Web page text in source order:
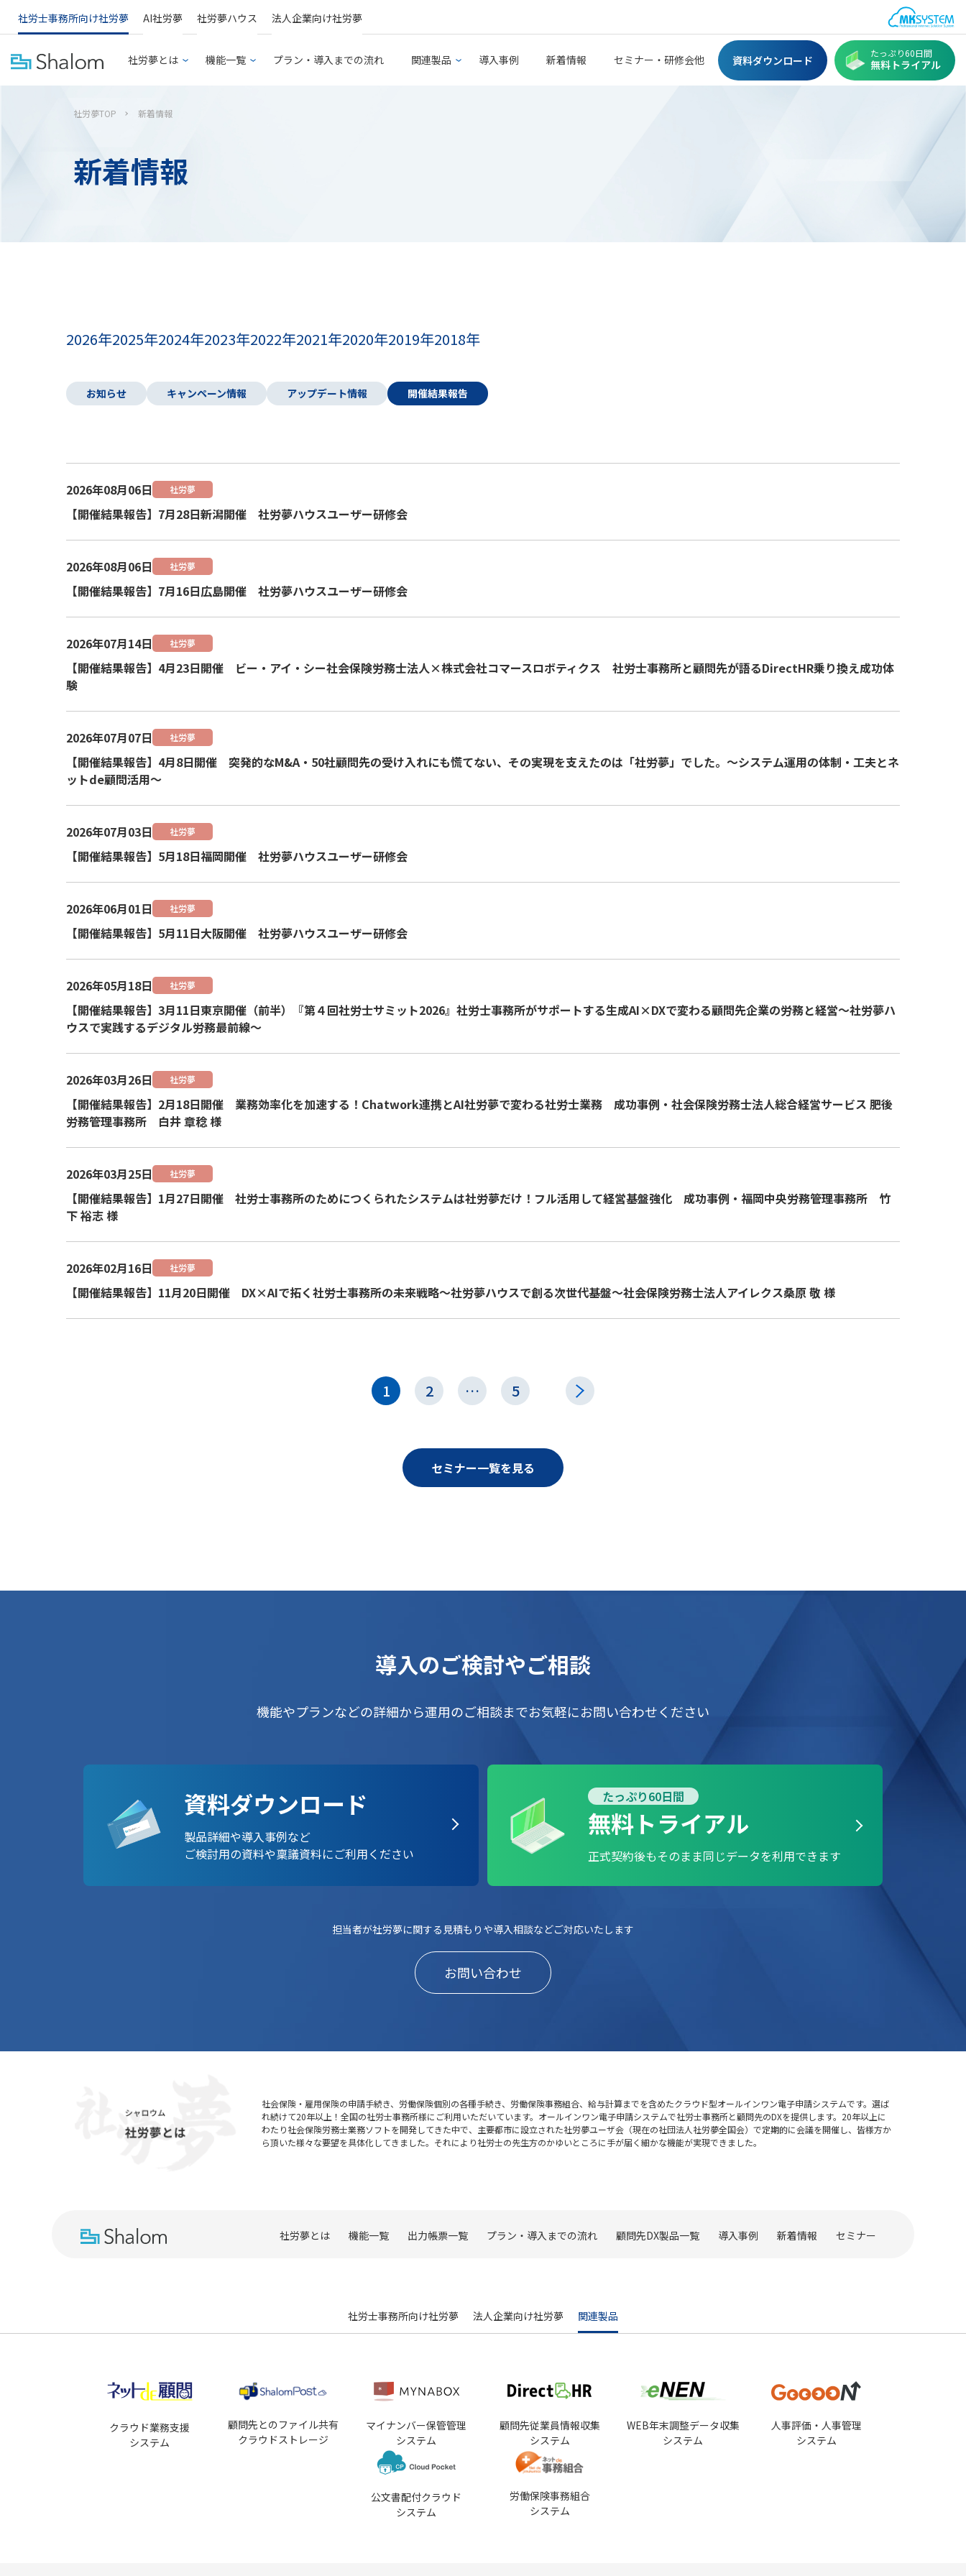
社労士事務所向け社労夢 AI社労夢 社労夢ハウス 法人企業向け社労夢
社労夢とは 機能一覧 プラン・導入までの流れ 関連製品 導入事例 新着情報 セミナー・研修会他 資料ダウンロード
たっぷり60日間
無料トライアル
社労夢TOP 新着情報
新着情報
2026年2025年2024年2023年2022年2021年2020年2019年2018年
お知らせ キャンペーン情報 アップデート情報 開催結果報告
2026年08月06日 社労夢
【開催結果報告】7月28日新潟開催 社労夢ハウスユーザー研修会
2026年08月06日 社労夢
【開催結果報告】7月16日広島開催 社労夢ハウスユーザー研修会
2026年07月14日 社労夢
【開催結果報告】4月23日開催 ビー・アイ・シー社会保険労務⼠法⼈×株式会社コマースロボティクス 社労⼠事務所と顧問先が語るDirectHR乗り換え成功体
験
2026年07月07日 社労夢
【開催結果報告】4月8日開催 突発的なM&A・50社顧問先の受け入れにも慌てない、その実現を支えたのは「社労夢」でした。～システム運用の体制・工夫とネ
ットde顧問活用～
2026年07月03日 社労夢
【開催結果報告】5月18日福岡開催 社労夢ハウスユーザー研修会
2026年06月01日 社労夢
【開催結果報告】5月11日大阪開催 社労夢ハウスユーザー研修会
2026年05月18日 社労夢
【開催結果報告】3月11日東京開催（前半）『第４回社労士サミット2026』社労士事務所がサポートする生成AI×DXで変わる顧問先企業の労務と経営～社労夢ハ
ウスで実践するデジタル労務最前線～
2026年03月26日 社労夢
【開催結果報告】2月18日開催 業務効率化を加速する！Chatwork連携とAI社労夢で変わる社労士業務 成功事例・社会保険労務士法人総合経営サービス 肥後
労務管理事務所 白井 章稔 様
2026年03月25日 社労夢
【開催結果報告】1月27日開催 社労⼠事務所のためにつくられたシステムは社労夢だけ！フル活用して経営基盤強化 成功事例・福岡中央労務管理事務所 竹
下 裕志 様
2026年02月16日 社労夢
【開催結果報告】11月20日開催 DX×AIで拓く社労士事務所の未来戦略～社労夢ハウスで創る次世代基盤～社会保険労務士法人アイレクス桑原 敬 様
1 2 … 5
セミナー一覧を見る
導入のご検討やご相談
機能やプランなどの詳細から運用のご相談までお気軽にお問い合わせください
資料ダウンロード
製品詳細や導入事例など
ご検討用の資料や稟議資料にご利用ください
たっぷり60日間
無料トライアル
正式契約後もそのまま同じデータを利用できます
担当者が社労夢に関する見積もりや導入相談などご対応いたします
お問い合わせ
社会保険・雇用保険の申請手続き、労働保険個別の各種手続き、労働保険事務組合、給与計算までを含めたクラウド型オールインワン電子申請システムです。選ば
れ続けて20年以上！全国の社労士事務所様にご利用いただいています。オールインワン電子申請システムで社労士事務所と顧問先のDXを提供します。20年以上に
わたり社会保険労務士業務ソフトを開発してきた中で、主要都市に設立された社労夢ユーザ会（現在の社団法人社労夢全国会）で定期的に会議を開催し、皆様方か
ら頂いた様々な要望を具体化してきました。それにより社労士の先生方のかゆいところに手が届く細かな機能が実現できました。
社労夢とは 機能一覧 出力帳票一覧 プラン・導入までの流れ 顧問先DX製品一覧 導入事例 新着情報 セミナー
社労士事務所向け社労夢 法人企業向け社労夢 関連製品
クラウド業務支援
システム
顧問先とのファイル共有
クラウドストレージ
マイナンバー保管管理
システム
顧問先従業員情報収集
システム
WEB年末調整データ収集
システム
人事評価・人事管理
システム
公文書配付クラウド
システム
労働保険事務組合
システム